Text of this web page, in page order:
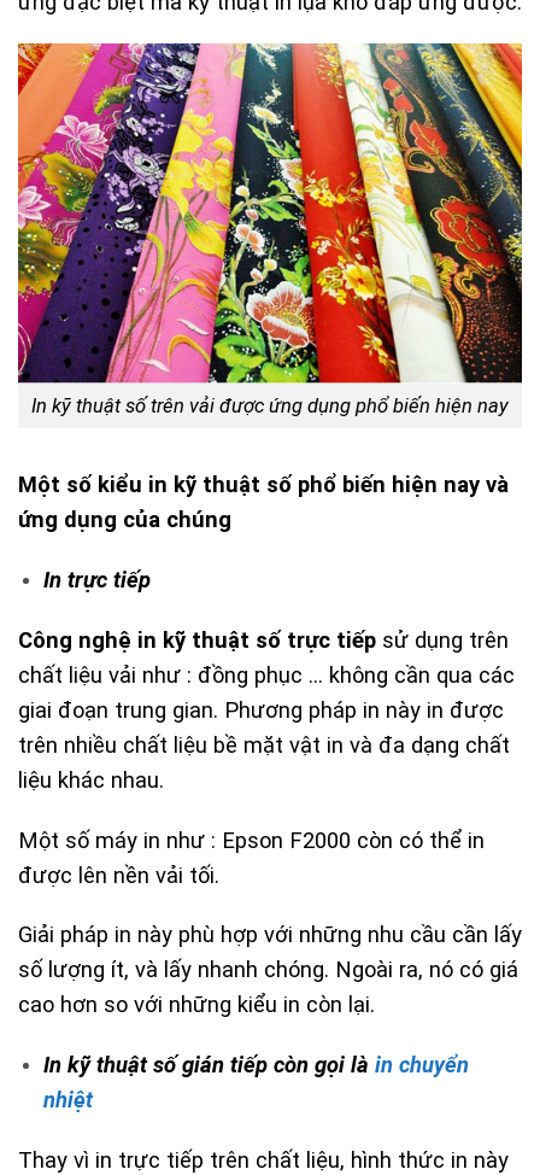
In kỹ thuật số trên vải được ứng dụng phổ biến hiện nay
Một số kiểu in kỹ thuật số phổ biến hiện nay và
ứng dụng của chúng
In trực tiếp
Công nghệ in kỹ thuật số trực tiếp sử dụng trên
chất liệu vải như : đồng phục … không cần qua các
giai đoạn trung gian. Phương pháp in này in được
trên nhiều chất liệu bề mặt vật in và đa dạng chất
liệu khác nhau.
Một số máy in như : Epson F2000 còn có thể in
được lên nền vải tối.
Giải pháp in này phù hợp với những nhu cầu cần lấy
số lượng ít, và lấy nhanh chóng. Ngoài ra, nó có giá
cao hơn so với những kiểu in còn lại.
In kỹ thuật số gián tiếp còn gọi là in chuyển
nhiệt
Thay vì in trực tiếp trên chất liệu, hình thức in này